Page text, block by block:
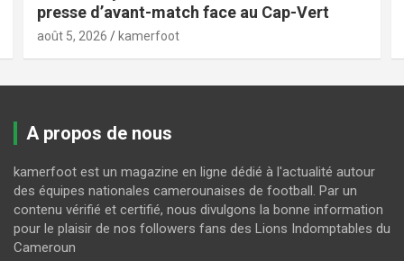
presse d’avant-match face au Cap-Vert
août 5, 2026 kamerfoot
A propos de nous
kamerfoot est un magazine en ligne dédié à l'actualité autour
des équipes nationales camerounaises de football. Par un
contenu vérifié et certifié, nous divulgons la bonne information
pour le plaisir de nos followers fans des Lions Indomptables du
Cameroun